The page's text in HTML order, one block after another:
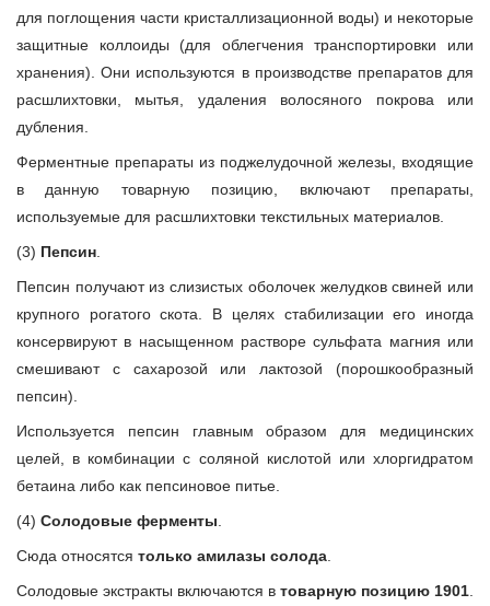
для поглощения части кристаллизационной воды) и некоторые
защитные коллоиды (для облегчения транспортировки или
хранения). Они используются в производстве препаратов для
расшлихтовки, мытья, удаления волосяного покрова или
дубления.
Ферментные препараты из поджелудочной железы, входящие
в данную товарную позицию, включают препараты,
используемые для расшлихтовки текстильных материалов.
(3) Пепсин
Пепсин получают из слизистых оболочек желудков свиней или
крупного рогатого скота. В целях стабилизации его иногда
консервируют в насыщенном растворе сульфата магния или
смешивают с сахарозой или лактозой (порошкообразный
пепсин).
Используется пепсин главным образом для медицинских
целей, в комбинации с соляной кислотой или хлоргидратом
бетаина либо как пепсиновое питье.
(4) Солодовые ферменты
Сюда относятся только амилазы солода
Солодовые экстракты включаются в товарную позицию 1901